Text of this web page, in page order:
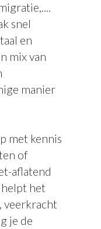
snel
en
mix van
manier
met kennis
of
aflatend
het
veerkracht
je de